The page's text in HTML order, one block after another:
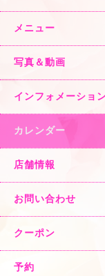
メニュー
写真＆動画
インフォメーショ
カレンダー
店舗情報
お問い合わせ
クーポン
予約